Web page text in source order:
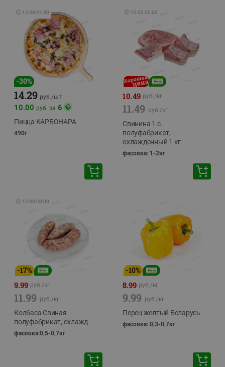
🕘 12:00-21:00
-30%
14.29 руб./шт
10.00 руб. за 6
Пицца КАРБОНАРА
490г
🕘 12:00-20:00
10.49 руб./кг
11.49 руб./кг
Свинина 1 с.
полуфабрикат,
охлажденный 1 кг
фасовка: 1-2кг
🕘 12:00-20:00
-17%
9.99 руб./кг
11.99 руб./кг
Колбаса Свиная
полуфабрикат, охлажд
фасовка:0,5-0,7кг
-10%
8.99 руб./кг
9.99 руб./кг
Перец желтый Беларусь
фасовка: 0,3-0,7кг